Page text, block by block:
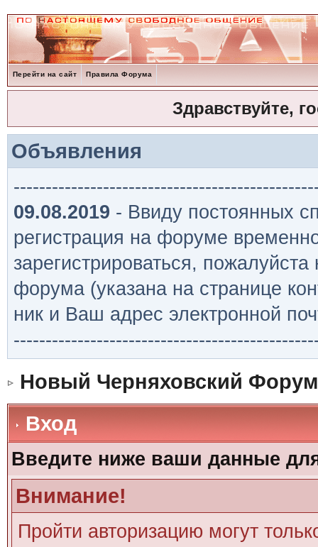
Перейти на сайт Правила Форума
Здравствуйте,
Объявления
09.08.2019 - Ввиду постоянных
регистрация на форуме
зарегистрироваться,
форума (указана на странице
ник и Ваш адрес электронной
Новый Черняховский Форум
Вход
Введите ниже ваши данные
Внимание!
Пройти авторизацию могут